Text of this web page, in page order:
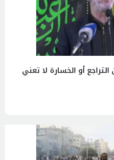
أو الخسارة لا تعني